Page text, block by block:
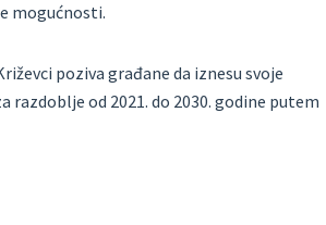
mogućnosti.
poziva građane da iznesu svoje
od 2021. do 2030. godine putem